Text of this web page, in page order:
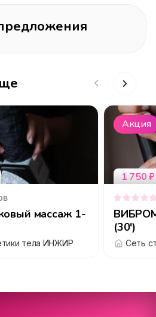
массаж 1-
тела ИНЖИР
Акция
1 750₽
(30')
Сеть